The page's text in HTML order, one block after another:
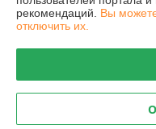
220090,г .Минск., ул.Олешева
комитет
Дата регистрации компании:
рекомендаций. Вы
отключить их.